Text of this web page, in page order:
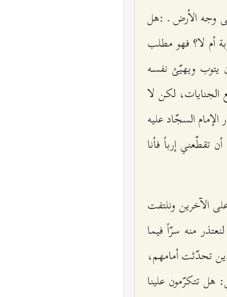
وجه الأرض ـ :هل
أم لا؟ فهو مطلب
يتوب ويهيّئ نفسه
الجنايات، لكن لا
السجّاد عليه
إرباً فأنا
الآخرين ونلتفت
منه سرّاً فيما
تحدّثت أمامهم،
تتكرّمون علينا